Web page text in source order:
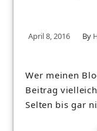
April 8, 2016 By
Wer meinen
Beitrag
Selten bis gar